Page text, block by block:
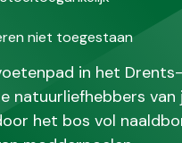
niet toegestaan
in het
natuurliefhebbers
het bos vol